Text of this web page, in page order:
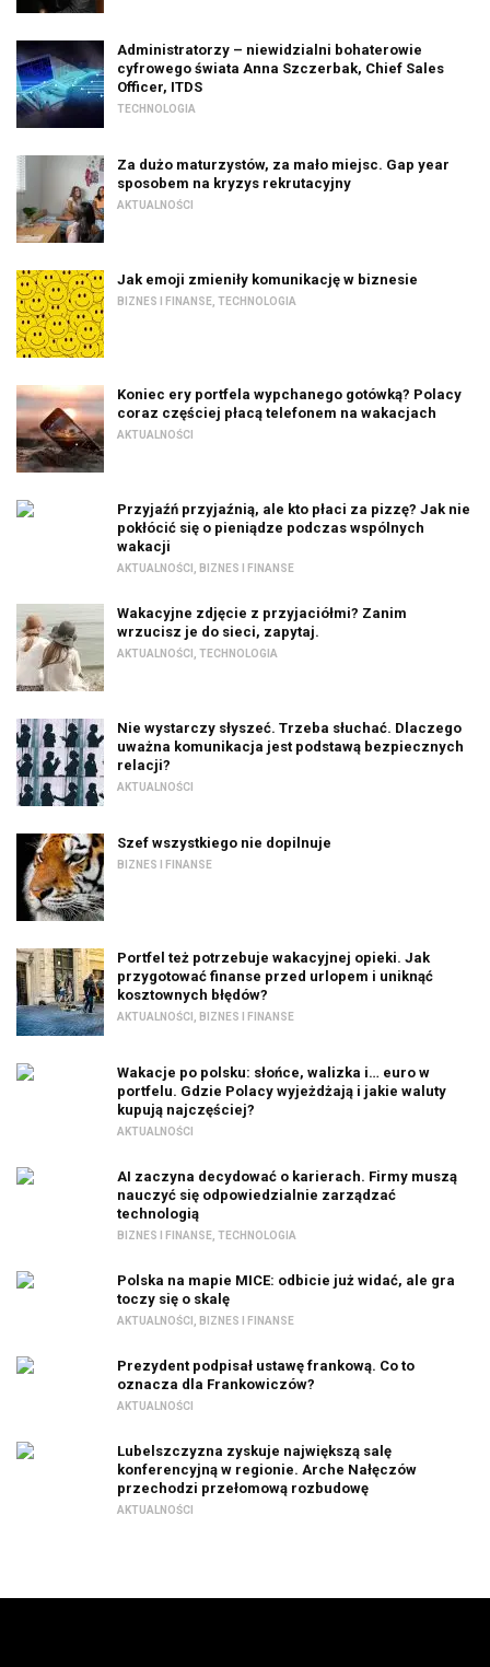
Administratorzy – niewidzialni bohaterowie
cyfrowego świata Anna Szczerbak, Chief Sales
Officer, ITDS
TECHNOLOGIA
Za dużo maturzystów, za mało miejsc. Gap year
sposobem na kryzys rekrutacyjny
AKTUALNOŚCI
Jak emoji zmieniły komunikację w biznesie
BIZNES I FINANSE TECHNOLOGIA
Koniec ery portfela wypchanego gotówką? Polacy
coraz częściej płacą telefonem na wakacjach
AKTUALNOŚCI
Przyjaźń przyjaźnią, ale kto płaci za pizzę? Jak nie
pokłócić się o pieniądze podczas wspólnych
wakacji
AKTUALNOŚCI BIZNES I FINANSE
Wakacyjne zdjęcie z przyjaciółmi? Zanim
wrzucisz je do sieci, zapytaj.
AKTUALNOŚCI TECHNOLOGIA
Nie wystarczy słyszeć. Trzeba słuchać. Dlaczego
uważna komunikacja jest podstawą bezpiecznych
relacji?
AKTUALNOŚCI
Szef wszystkiego nie dopilnuje
BIZNES I FINANSE
Portfel też potrzebuje wakacyjnej opieki. Jak
przygotować finanse przed urlopem i uniknąć
kosztownych błędów?
AKTUALNOŚCI BIZNES I FINANSE
Wakacje po polsku: słońce, walizka i… euro w
portfelu. Gdzie Polacy wyjeżdżają i jakie waluty
kupują najczęściej?
AKTUALNOŚCI
AI zaczyna decydować o karierach. Firmy muszą
nauczyć się odpowiedzialnie zarządzać
technologią
BIZNES I FINANSE TECHNOLOGIA
Polska na mapie MICE: odbicie już widać, ale gra
toczy się o skalę
AKTUALNOŚCI BIZNES I FINANSE
Prezydent podpisał ustawę frankową. Co to
oznacza dla Frankowiczów?
AKTUALNOŚCI
Lubelszczyzna zyskuje największą salę
konferencyjną w regionie. Arche Nałęczów
przechodzi przełomową rozbudowę
AKTUALNOŚCI